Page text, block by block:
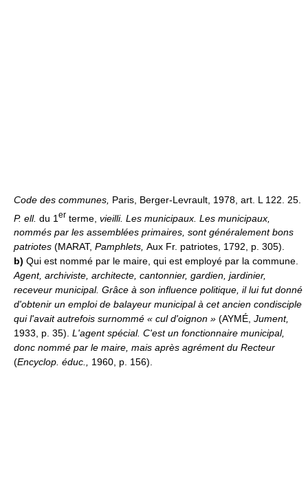
Code des communes, Paris, Berger-Levrault, 1978, art. L 122. 25.
P. ell. du 1 er terme, vieilli. Les municipaux. Les municipaux,
nommés par les assemblées primaires, sont généralement bons
patriotes (MARAT, Pamphlets, Aux Fr. patriotes, 1792, p. 305).
b) Qui est nommé par le maire, qui est employé par la commune.
Agent, archiviste, architecte, cantonnier, gardien, jardinier,
receveur municipal. Grâce à son influence politique, il lui fut donné
d'obtenir un emploi de balayeur municipal à cet ancien condisciple
qui l'avait autrefois surnommé « cul d'oignon » (AYMÉ, Jument,
1933, p. 35). L'agent spécial. C'est un fonctionnaire municipal,
donc nommé par le maire, mais après agrément du Recteur
(Encyclop. éduc., 1960, p. 156).